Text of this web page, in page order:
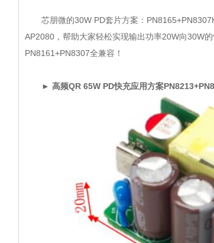
芯朋微的30W PD套片方案：
AP2080，帮助大家轻松实现输出功率20W向30W
PN8161+PN8307全兼容！
► 高频QR 65W PD快充应用方案